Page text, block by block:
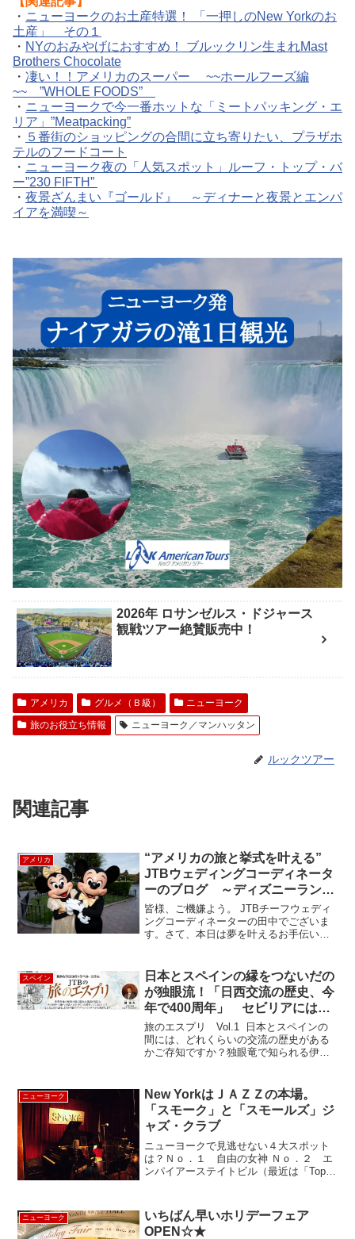
・ ニューヨークのお土産特選！ 「一押しのNew Yorkのお
土産」 その１
・ NYのおみやげにおすすめ！ ブルックリン生まれMast
Brothers Chocolate
・ 凄い！！アメリカのスーパー ~~ホールフーズ編
~~ ”WHOLE FOODS”
・ ニューヨークで今一番ホットな「ミートパッキング・エ
リア」”Meatpacking”
・ ５番街のショッピングの合間に立ち寄りたい、プラザホ
テルのフードコート
・ ニューヨーク夜の「人気スポット」ルーフ・トップ・バ
ー”230 FIFTH”
・ 夜景ざんまい『ゴールド』 ～ディナーと夜景とエンパ
イアを満喫～
2026年 ロサンゼルス・ドジャース
観戦ツアー絶賛販売中！
アメリカ グルメ（Ｂ級）
ニューヨーク
旅のお役立ち情報
ニューヨーク／マンハッタン
ルックツアー
関連記事
アメリカ
“アメリカの旅と挙式を叶える”
JTBウェディングコーディネータ
ーのブログ ～ディズニーランド
パーク・ディズニーフェアリーテ
ールウェディング～②
皆様、ご機嫌よう。 JTBチーフウェディ
ングコーディネーターの田中でございま
す。さて、本日は夢を叶えるお手伝い田
の次は、キャラクターを独占しての“プチ
セレブレーション...
スペイン
日本とスペインの縁をつないだの
が独眼流！「日西交流の歴史、今
年で400周年」 セビリアには
「日本さん」が800人！
旅のエスプリ Vol.1 日本とスペインの
間には、どれくらいの交流の歴史がある
かご存知ですか？独眼竜で知られる伊達
余人から成る慶長遣欧使節団（実際に交
渉のためにヨ...
ニューヨーク
New YorkはＪＡＺＺの本場。
「スモーク」と「スモールズ」ジ
ャズ・クラブ
ニューヨークで見逃せない４大スポット
は？Ｎｏ．１ 自由の女神 Ｎｏ．２ エ
ンパイアーステイトビル（最近は「Top
ロードウェイーショーでしょうか？ 他に
も...
ニューヨーク
いちばん早いホリデーフェア
OPEN☆★